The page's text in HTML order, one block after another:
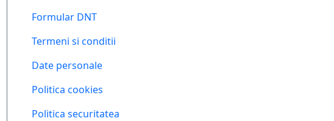
Formular DNT
Termeni si conditii
Date personale
Politica cookies
Politica securitatea